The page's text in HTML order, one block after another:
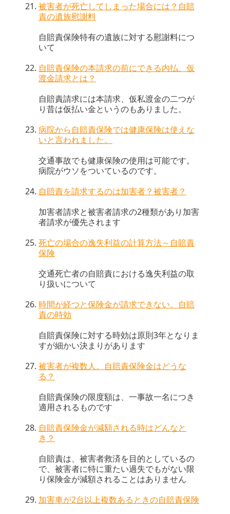
被害者が死亡してしまった場合には？自賠
責の遺族慰謝料
自賠責保険特有の遺族に対する慰謝料につ
いて
自賠責保険の本請求の前にできる内払、仮
渡金請求とは？
自賠責請求には本請求、仮私渡金の二つが
り昔は仮払い金というのもありました。
病院から自賠責保険では健康保険は使えな
いと言われました。
交通事故でも健康保険の使用は可能です。
病院がウソをついているのです。
自賠責を請求するのは加害者？被害者？
加害者請求と被害者請求の2種類があり加害
者請求が優先されます
死亡の場合の逸失利益の計算方法～自賠責
保険
交通死亡者の自賠責における逸失利益の取
り扱いについて
時間が経つと保険金が請求できない。自賠
責の時効
自賠責保険に対する時効は原則3年となりま
すが細かい決まりがあります
被害者が複数人。自賠責保険金はどうな
る？
自賠責保険の限度額は、一事故一名につき
適用されるものです
自賠責保険金が減額される時はどんなと
き？
自賠責は、被害者救済を目的としているの
で、被害者に特に重たい過失でもがない限
り保険金が減額されることはありません
加害車が2台以上複数あるときの自賠責保険